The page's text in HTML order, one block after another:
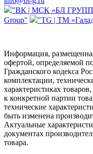
"ВК | МСК «БЛ
Group"
"TG | ТМ
Информация,
офертой, определяемой
Гражданского кодекса
комплектации,
характеристиках
к конкретной партии
технические
быть изменена
Актуальные
документах
товара.